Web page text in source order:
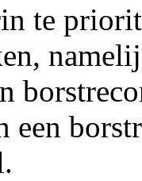
te
een